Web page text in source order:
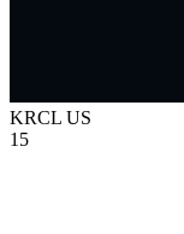
KRCL US
15